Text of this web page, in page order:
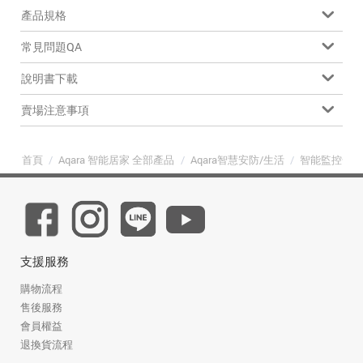
產品規格
常見問題QA
說明書下載
賣場注意事項
首頁 / Aqara 智能居家 全部產品 / Aqara智慧安防/生活 / 智能監控全部
支援服務
購物流程
售後服務
會員權益
退換貨流程